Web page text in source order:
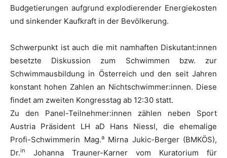
Budgetierungen aufgrund explodierender Energiekosten
und sinkender Kaufkraft in der Bevölkerung.
Schwerpunkt ist auch die mit namhaften Diskutant:innen
besetzte Diskussion zum Schwimmen bzw. zur
Schwimmausbildung in Österreich und den seit Jahren
konstant hohen Zahlen an Nichtschwimmer:innen. Diese
findet am zweiten Kongresstag ab 12:30 statt.
Zu den Panel-Teilnehmer:innen zählen neben Sport
Austria Präsident LH aD Hans Niessl, die ehemalige
Profi-Schwimmerin Mag.aMirna Jukic-Berger (BMKÖS),
Dr.in
Johanna Trauner-Karner vom Kuratorium für